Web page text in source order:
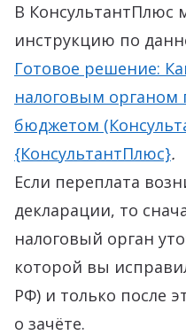
В
инструкцию по
Готовое решение:
налоговым органом
бюджетом
{КонсультантПлюс}.
Если переплата
декларации, то
налоговый орган
которой вы
РФ) и только после
о зачёте.